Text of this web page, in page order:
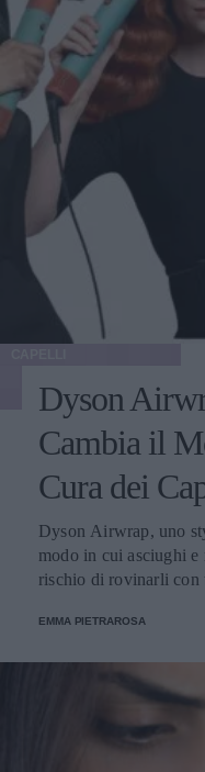
Dyson
Cambia il
Cura dei
Dyson Airwrap, uno
modo in cui asciughi
rischio di rovinarli con
EMMA PIETRAROSA